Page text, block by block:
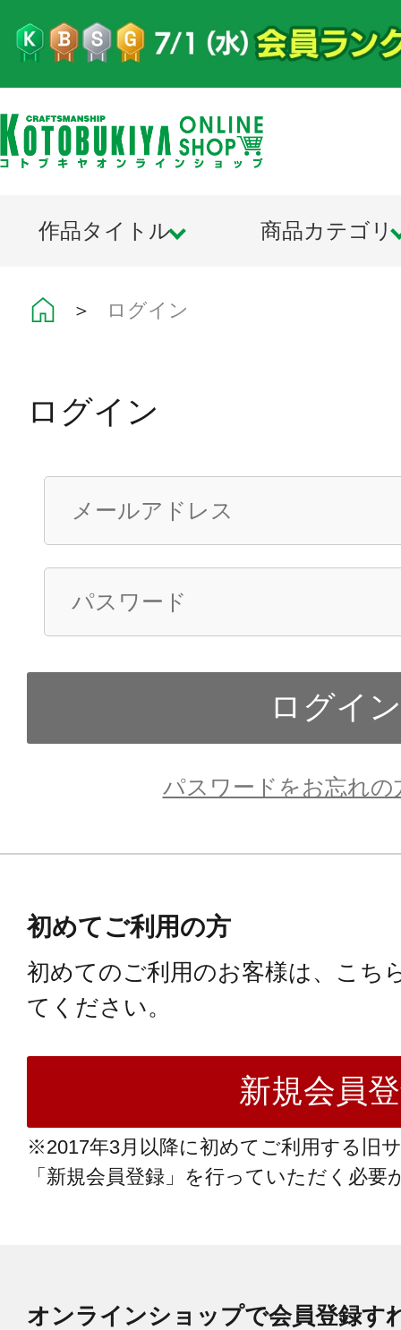
作品タイトル 商品カテゴリ
＞ ログイン
ログイン
パスワードをお忘れの
初めてご利用の方
初めてのご利用のお客様は、こち
てください。
※2017年3月以降に初めてご利用する旧
「新規会員登録」を行っていただく必要
オンラインショップで会員登録す